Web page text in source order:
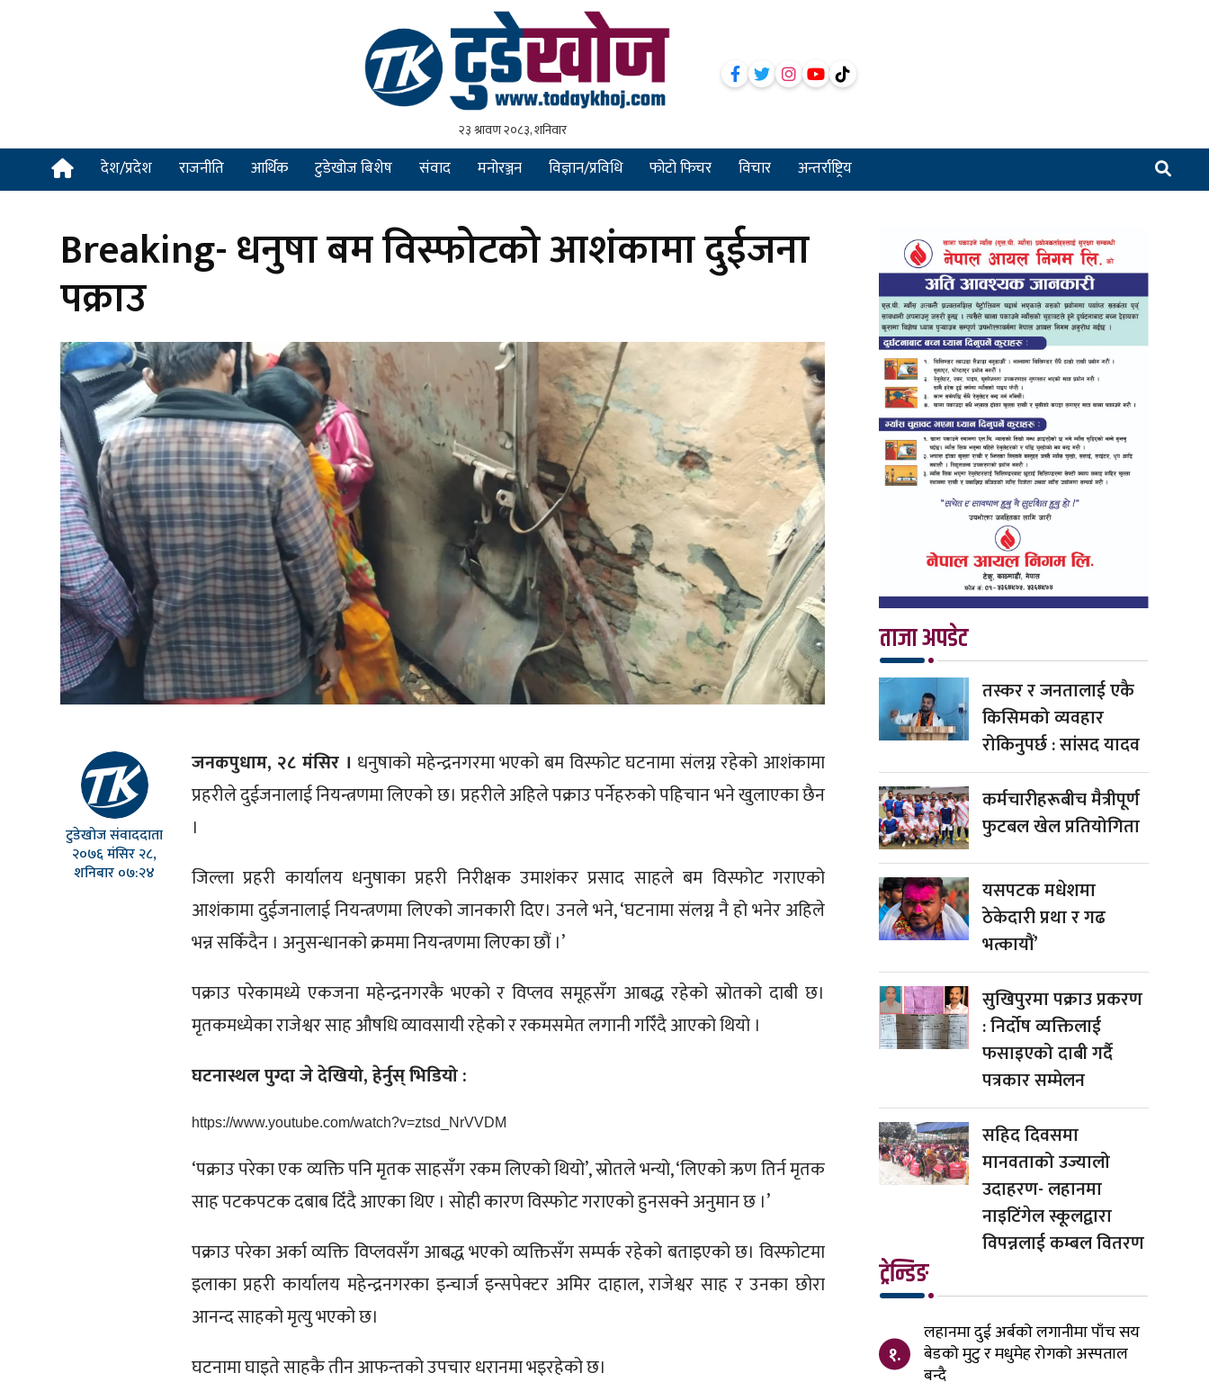
देश/प्रदेश राजनीति आर्थिक टुडेखोज बिशेष संवाद मनोरञ्जन विज्ञान/प्रविधि फोटो फिचर विचार अन्तर्राष्ट्रिय
Breaking- धनुषा बम विस्फोटको आशंकामा दुईजना
पक्राउ
टुडेखोज संवाददाता
२०७६ मंसिर २८,
शनिबार ०७:२४
जनकपुधाम, २८ मंसिर । धनुषाको महेन्द्रनगरमा भएको बम विस्फोट घटनामा संलग्न रहेको आशंकामा
प्रहरीले दुईजनालाई नियन्त्रणमा लिएको छ। प्रहरीले अहिले पक्राउ पर्नेहरुको पहिचान भने खुलाएका छैन
।
जिल्ला प्रहरी कार्यालय धनुषाका प्रहरी निरीक्षक उमाशंकर प्रसाद साहले बम विस्फोट गराएको
आशंकामा दुईजनालाई नियन्त्रणमा लिएको जानकारी दिए। उनले भने, ‘घटनामा संलग्न नै हो भनेर अहिले
भन्न सकिँदैन । अनुसन्धानको क्रममा नियन्त्रणमा लिएका छौं ।’
पक्राउ परेकामध्ये एकजना महेन्द्रनगरकै भएको र विप्लव समूहसँग आबद्ध रहेको स्रोतको दाबी छ।
मृतकमध्येका राजेश्वर साह औषधि व्यावसायी रहेको र रकमसमेत लगानी गरिँदै आएको थियो ।
घटनास्थल पुग्दा जे देखियो, हेर्नुस् भिडियो :
https://www.youtube.com/watch?v=ztsd_NrVVDM
‘पक्राउ परेका एक व्यक्ति पनि मृतक साहसँग रकम लिएको थियो’, स्रोतले भन्यो, ‘लिएको ऋण तिर्न मृतक
साह पटकपटक दबाब दिँदै आएका थिए । सोही कारण विस्फोट गराएको हुनसक्ने अनुमान छ ।’
पक्राउ परेका अर्का व्यक्ति विप्लवसँग आबद्ध भएको व्यक्तिसँग सम्पर्क रहेको बताइएको छ। विस्फोटमा
इलाका प्रहरी कार्यालय महेन्द्रनगरका इन्चार्ज इन्सपेक्टर अमिर दाहाल, राजेश्वर साह र उनका छोरा
आनन्द साहको मृत्यु भएको छ।
घटनामा घाइते साहकै तीन आफन्‍तको उपचार धरानमा भइरहेको छ।
ताजा अपडेट
तस्कर र जनतालाई एकै
किसिमको व्यवहार
रोकिनुपर्छ : सांसद यादव
कर्मचारीहरूबीच मैत्रीपूर्ण
फुटबल खेल प्रतियोगिता
यसपटक मधेशमा
ठेकेदारी प्रथा र गढ
भत्कायौं’
सुखिपुरमा पक्राउ प्रकरण
: निर्दोष व्यक्तिलाई
फसाइएको दाबी गर्दै
पत्रकार सम्मेलन
सहिद दिवसमा
मानवताको उज्यालो
उदाहरण- लहानमा
नाइटिंगेल स्कूलद्वारा
विपन्नलाई कम्बल वितरण
ट्रेन्डिङ
१.
लहानमा दुई अर्बको लगानीमा पाँच सय
बेडको मुटु र मधुमेह रोगको अस्पताल
बन्दै